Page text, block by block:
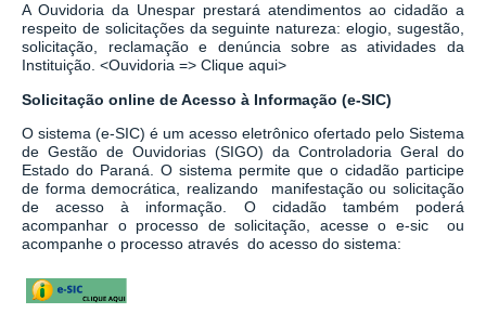
A Ouvidoria da Unespar prestará atendimentos ao cidadão a
respeito de solicitações da seguinte natureza: elogio, sugestão,
solicitação, reclamação e denúncia sobre as atividades da
Instituição. <Ouvidoria => Clique aqui>
Solicitação online de Acesso à Informação (e-SIC)
O sistema (e-SIC) é um acesso eletrônico ofertado pelo Sistema
de Gestão de Ouvidorias (SIGO) da Controladoria Geral do
Estado do Paraná. O sistema permite que o cidadão participe
de forma democrática, realizando manifestação ou solicitação
de acesso à informação. O cidadão também poderá
acompanhar o processo de solicitação, acesse o e-sic ou
acompanhe o processo através do acesso do sistema: